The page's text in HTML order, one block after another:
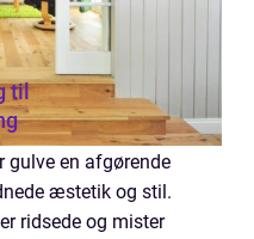
til
gulve en afgørende
æstetik og stil.
ridsede og mister